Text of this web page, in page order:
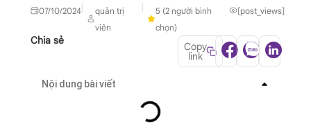
07/10/2024|
quản trị
viên
|
5 (2 người bình
chọn)
[post_views]
Chia sẻ Copy
link
Nội dung bài viết